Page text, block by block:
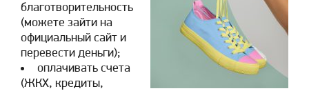
благотворительность
(можете зайти на
официальный сайт и
перевести деньги);
оплачивать счета
(ЖКХ, кредиты,